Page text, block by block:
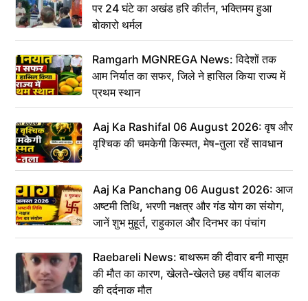
पर 24 घंटे का अखंड हरि कीर्तन, भक्तिमय हुआ
बोकारो थर्मल
Ramgarh MGNREGA News: विदेशों तक
आम निर्यात का सफर, जिले ने हासिल किया राज्य में
प्रथम स्थान
Aaj Ka Rashifal 06 August 2026: वृष और
वृश्चिक की चमकेगी किस्मत, मेष-तुला रहें सावधान
Aaj Ka Panchang 06 August 2026: आज
अष्टमी तिथि, भरणी नक्षत्र और गंड योग का संयोग,
जानें शुभ मुहूर्त, राहुकाल और दिनभर का पंचांग
Raebareli News: बाथरूम की दीवार बनी मासूम
की मौत का कारण, खेलते-खेलते छह वर्षीय बालक
की दर्दनाक मौत